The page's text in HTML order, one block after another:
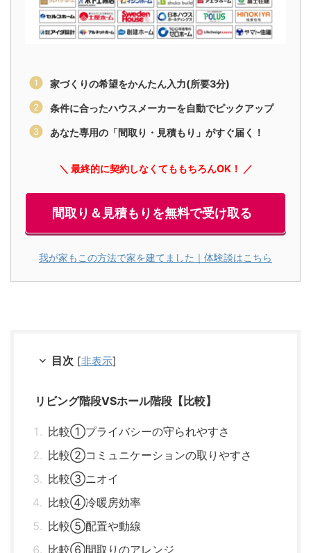
家づくりの希望をかんたん入力(所要3分)
条件に合ったハウスメーカーを自動でピックアップ
あなた専用の「間取り・見積もり」がすぐ届く！
＼ 最終的に契約しなくてももちろんOK！ ／
間取り＆見積もりを無料で受け取る
我が家もこの方法で家を建てました｜体験談はこちら
目次 [非表示]
リビング階段VSホール階段【比較】
比較①プライバシーの守られやすさ
比較②コミュニケーションの取りやすさ
比較③ニオイ
比較④冷暖房効率
比較⑤配置や動線
比較⑥間取りのアレンジ